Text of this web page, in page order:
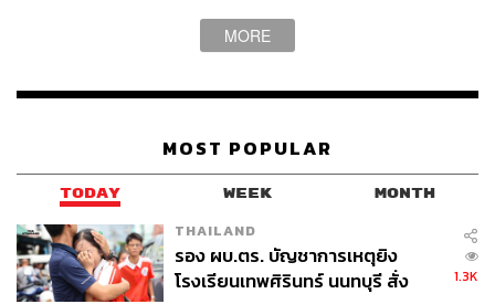
MORE
MOST POPULAR
TODAY WEEK MONTH
THAILAND
รอง ผบ.ตร. บัญชาการเหตุยิง
โรงเรียนเทพศิรินทร์ นนทบุรี สั่ง
1.3K